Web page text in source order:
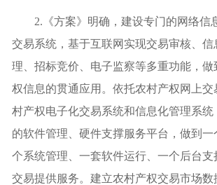
2.《方案》明确，建设专门的网络信
交易系统，基于互联网实现交易审核、信
理、招标竞价、电子监察等多重功能，
权信息的贯通应用。依托农村产权网上交
村产权电子化交易系统和信息化管理系统
的软件管理、硬件支撑服务平台，做到一
个系统管理、一套软件运行、一个后台支
交易提供服务。建立农村产权交易市场数